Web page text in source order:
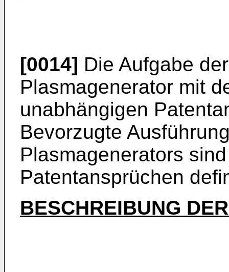
[0014] Die Aufgabe
Plasmagenerator mit
unabhängigen
Bevorzugte
Plasmagenerators
Patentansprüchen
BESCHREIBUNG